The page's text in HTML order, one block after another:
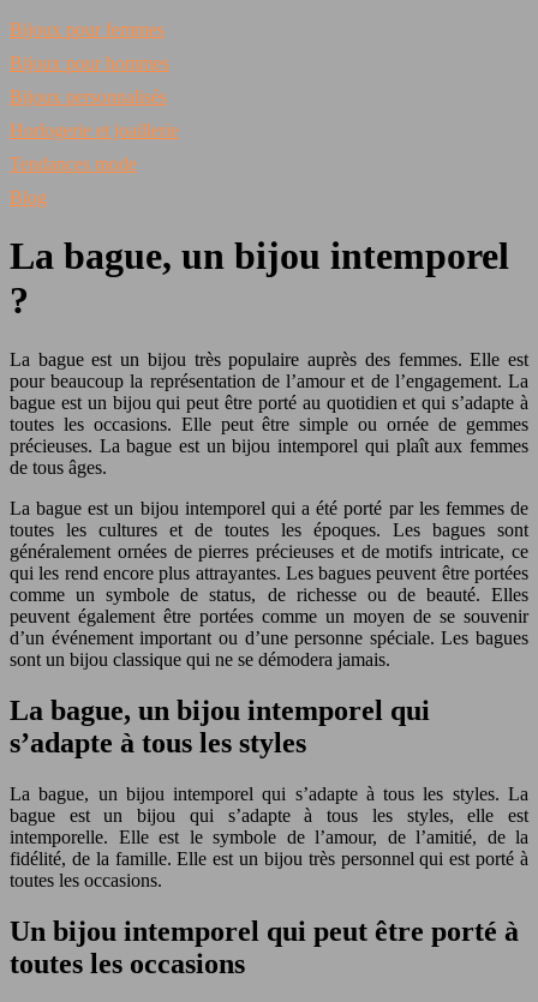
Bijoux pour femmes
Bijoux pour hommes
Bijoux personnalisés
Horlogerie et joaillerie
Tendances mode
Blog
La bague, un bijou intemporel
?
La bague est un bijou très populaire auprès des femmes. Elle est
pour beaucoup la représentation de l’amour et de l’engagement. La
bague est un bijou qui peut être porté au quotidien et qui s’adapte à
toutes les occasions. Elle peut être simple ou ornée de gemmes
précieuses. La bague est un bijou intemporel qui plaît aux femmes
de tous âges.
La bague est un bijou intemporel qui a été porté par les femmes de
toutes les cultures et de toutes les époques. Les bagues sont
généralement ornées de pierres précieuses et de motifs intricate, ce
qui les rend encore plus attrayantes. Les bagues peuvent être portées
comme un symbole de status, de richesse ou de beauté. Elles
peuvent également être portées comme un moyen de se souvenir
d’un événement important ou d’une personne spéciale. Les bagues
sont un bijou classique qui ne se démodera jamais.
La bague, un bijou intemporel qui
s’adapte à tous les styles
La bague, un bijou intemporel qui s’adapte à tous les styles. La
bague est un bijou qui s’adapte à tous les styles, elle est
intemporelle. Elle est le symbole de l’amour, de l’amitié, de la
fidélité, de la famille. Elle est un bijou très personnel qui est porté à
toutes les occasions.
Un bijou intemporel qui peut être porté à
toutes les occasions